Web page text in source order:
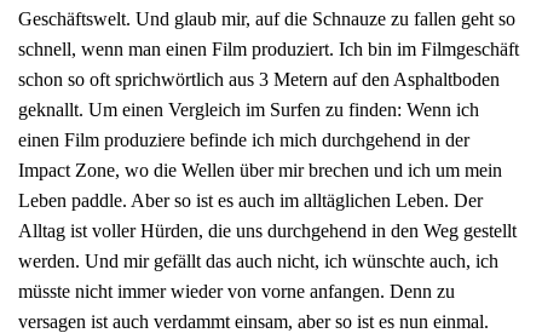
Geschäftswelt. Und glaub mir, auf die Schnauze zu fallen geht so
schnell, wenn man einen Film produziert. Ich bin im Filmgeschäft
schon so oft sprichwörtlich aus 3 Metern auf den Asphaltboden
geknallt. Um einen Vergleich im Surfen zu finden: Wenn ich
einen Film produziere befinde ich mich durchgehend in der
Impact Zone, wo die Wellen über mir brechen und ich um mein
Leben paddle. Aber so ist es auch im alltäglichen Leben. Der
Alltag ist voller Hürden, die uns durchgehend in den Weg gestellt
werden. Und mir gefällt das auch nicht, ich wünschte auch, ich
müsste nicht immer wieder von vorne anfangen. Denn zu
versagen ist auch verdammt einsam, aber so ist es nun einmal.